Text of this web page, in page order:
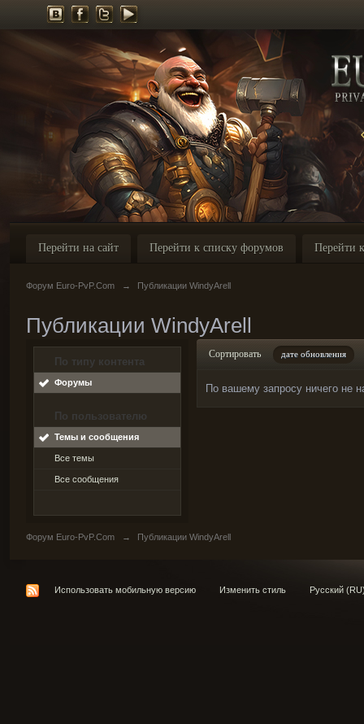
Перейти на сайт Перейти к списку форумов Перейти
Форум Euro-PvP.Com → Публикации WindyArell
Публикации WindyArell
По типу контента
Форумы
По пользователю
Темы и сообщения
Все темы
Все сообщения
Сортировать дате обновления
По вашему запросу ничего не
Форум Euro-PvP.Com → Публикации WindyArell
Использовать мобильную версию Изменить стиль Русский